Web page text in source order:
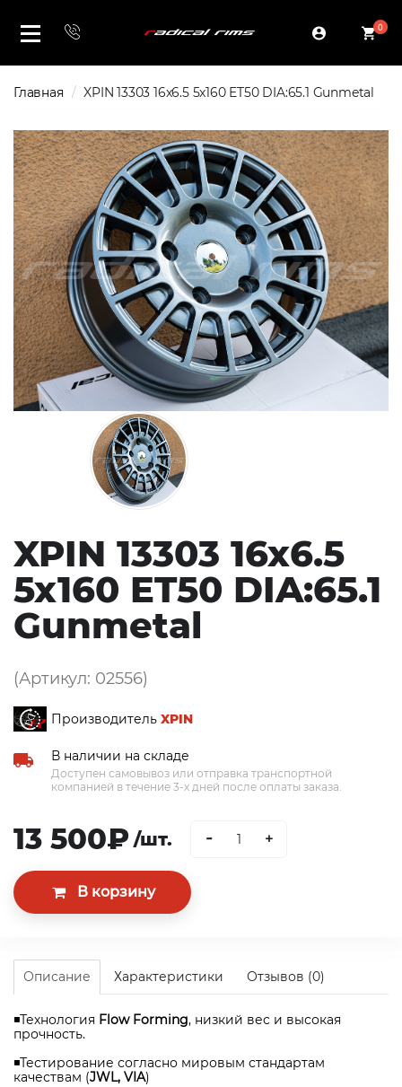
0
Главная XPIN 13303 16x6.5 5x160 ET50 DIA:65.1 Gunmetal
XPIN 13303 16x6.5
5x160 ET50 DIA:65.1
Gunmetal
(Артикул: 02556)
ПроизводительXPIN
В наличии на складе
Доступен самовывоз или отправка транспортной
компанией в течение 3-х дней после оплаты заказа.
13 500₽ /шт. - +
Описание Характеристики Отзывов (0)
◾Технология Flow Forming, низкий вес и высокая
прочность.
◾Тестирование согласно мировым стандартам
качествам (JWL, VIA)